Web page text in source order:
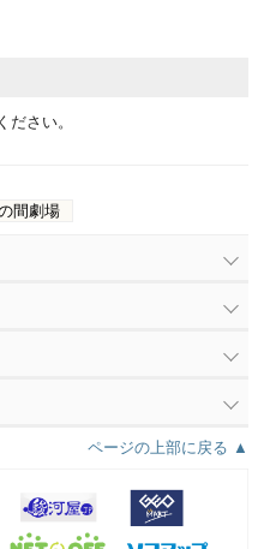
ださい。
間劇場
ページの上部に戻る ▲